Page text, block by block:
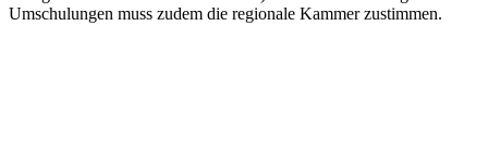
Umschulungen muss zudem die regionale Kammer zustimmen.